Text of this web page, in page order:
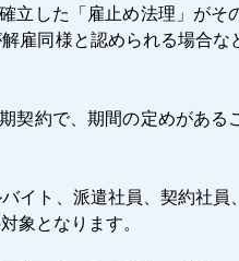
した「雇止め法理」がそ
雇同様と認められる場合
約で、期間の定めがある
イト、派遣社員、契約社
象となります。